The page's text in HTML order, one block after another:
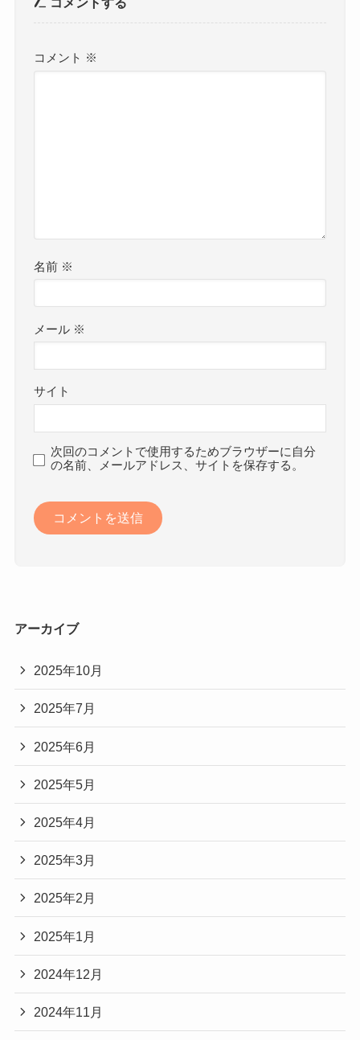
コメント ※
名前 ※
メール ※
サイト
次回のコメントで使用するためブラウザーに自分
の名前、メールアドレス、サイトを保存する。
アーカイブ
2025年10月
2025年7月
2025年6月
2025年5月
2025年4月
2025年3月
2025年2月
2025年1月
2024年12月
2024年11月